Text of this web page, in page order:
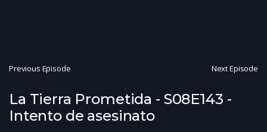
Previous Episode Next Episode
La Tierra Prometida - S08E143 -
Intento de asesinato